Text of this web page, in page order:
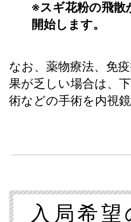
※スギ花粉の飛散
開始します。
なお、薬物療法、免
果が乏しい場合は、
術などの手術を内視